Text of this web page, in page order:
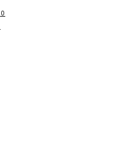
0